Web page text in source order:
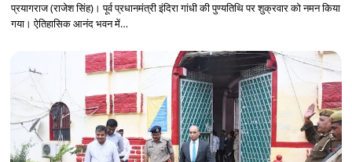
प्रयागराज (राजेश सिंह)। पूर्व प्रधानमंत्री इंदिरा गांधी की पुण्यतिथि पर शुक्रवार को नमन किया
गया। ऐतिहासिक आनंद भवन में…